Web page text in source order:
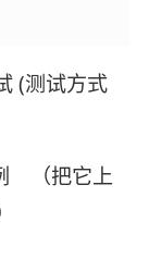
(测试方式
（把它上